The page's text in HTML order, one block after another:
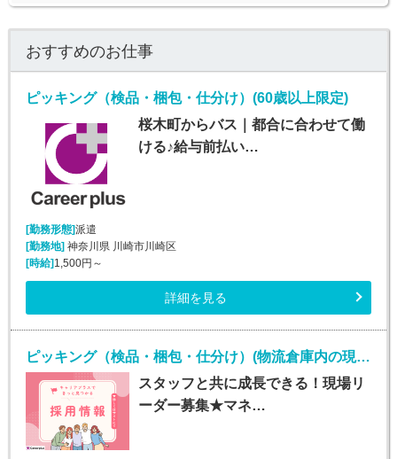
おすすめのお仕事
ピッキング（検品・梱包・仕分け）(60歳以上限定)
桜木町からバス｜都合に合わせて働
ける♪給与前払い…
[勤務形態]派遣
[勤務地] 神奈川県 川崎市川崎区
[時給] 1,500円～
詳細を見る
ピッキング（検品・梱包・仕分け）(物流倉庫内の現場リーダー/入社日応相談)
スタッフと共に成長できる！現場リ
ーダー募集★マネ…